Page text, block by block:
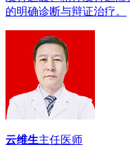
的明确诊断与辩证治疗。
云维生主任医师